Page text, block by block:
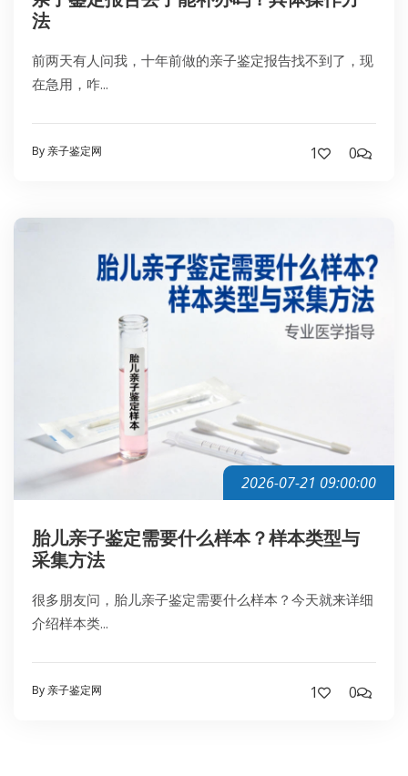
法
前两天有人问我，十年前做的亲子鉴定报告找不到了，现
在急用，咋...
By 亲子鉴定网 1 0
2026-07-21 09:00:00
胎儿亲子鉴定需要什么样本？样本类型与
采集方法
很多朋友问，胎儿亲子鉴定需要什么样本？今天就来详细
介绍样本类...
By 亲子鉴定网 1 0